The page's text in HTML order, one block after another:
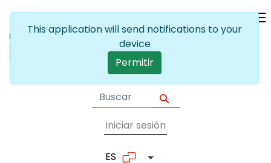
User account
Iniciar sesión
ES Lista adicional de
This application will send notifications to your
device
Permitir